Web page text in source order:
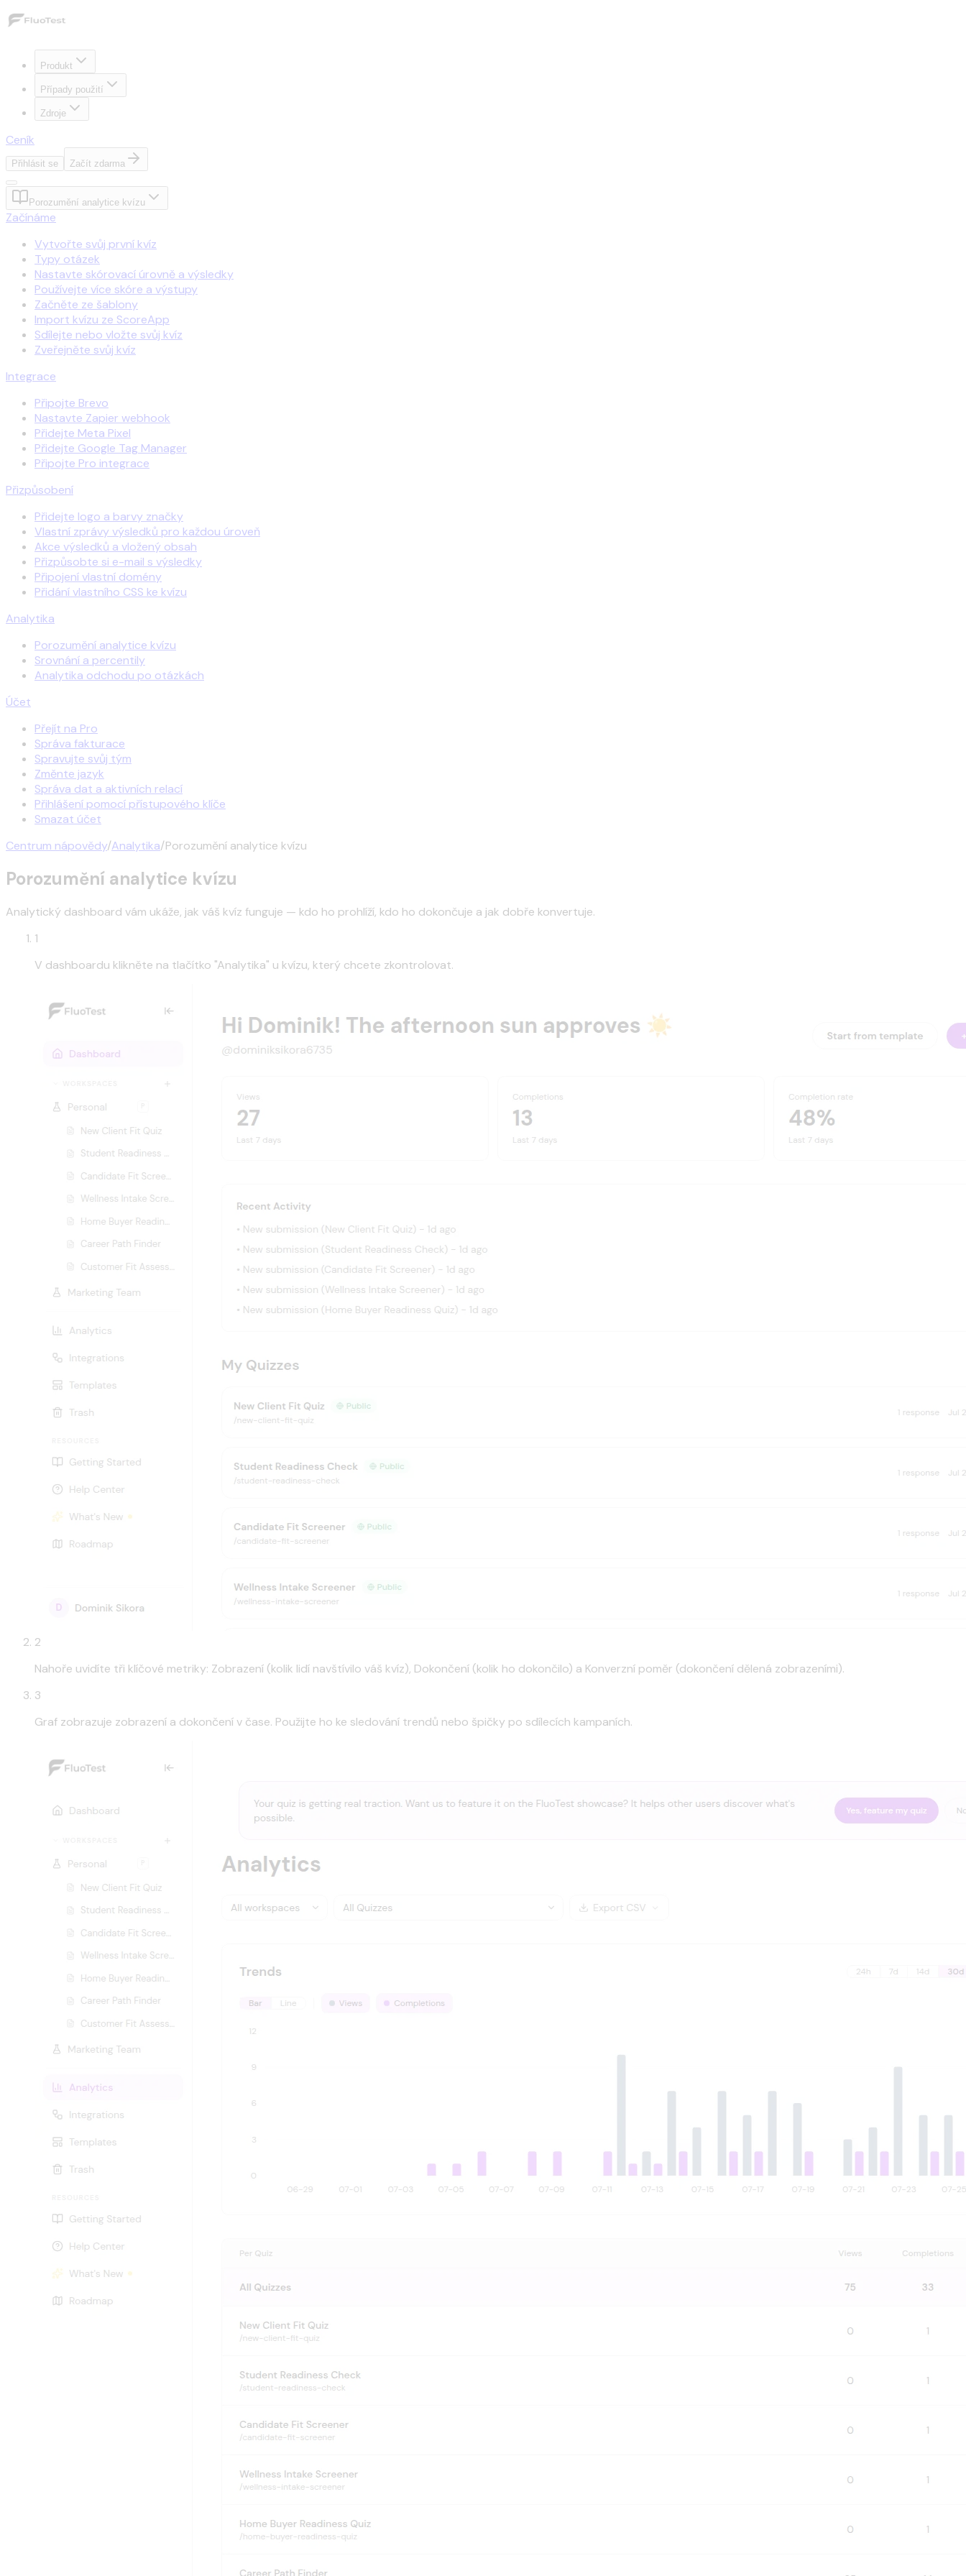
Produkt
Případy použití
Zdroje
Ceník
Přihlásit se Začít zdarma
Porozumění analytice kvízu
Začínáme
Vytvořte svůj první kvíz
Typy otázek
Nastavte skórovací úrovně a výsledky
Používejte více skóre a výstupy
Začněte ze šablony
Import kvízu ze ScoreApp
Sdílejte nebo vložte svůj kvíz
Zveřejněte svůj kvíz
Integrace
Připojte Brevo
Nastavte Zapier webhook
Přidejte Meta Pixel
Přidejte Google Tag Manager
Připojte Pro integrace
Přizpůsobení
Přidejte logo a barvy značky
Vlastní zprávy výsledků pro každou úroveň
Akce výsledků a vložený obsah
Přizpůsobte si e-mail s výsledky
Připojení vlastní domény
Přidání vlastního CSS ke kvízu
Analytika
Porozumění analytice kvízu
Srovnání a percentily
Analytika odchodu po otázkách
Účet
Přejít na Pro
Správa fakturace
Spravujte svůj tým
Změnte jazyk
Správa dat a aktivních relací
Přihlášení pomocí přístupového klíče
Smazat účet
Centrum nápovědy/Analytika/Porozumění analytice kvízu
Porozumění analytice kvízu
Analytický dashboard vám ukáže, jak váš kvíz funguje — kdo ho prohlíží, kdo ho dokončuje a jak dobře konvertuje.
1
V dashboardu klikněte na tlačítko "Analytika" u kvízu, který chcete zkontrolovat.
2
Nahoře uvidíte tři klíčové metriky: Zobrazení (kolik lidí navštívilo váš kvíz), Dokončení (kolik ho dokončilo) a Konverzní poměr (dokončení dělená zobrazeními).
3
Graf zobrazuje zobrazení a dokončení v čase. Použijte ho ke sledování trendů nebo špičky po sdílecích kampaních.